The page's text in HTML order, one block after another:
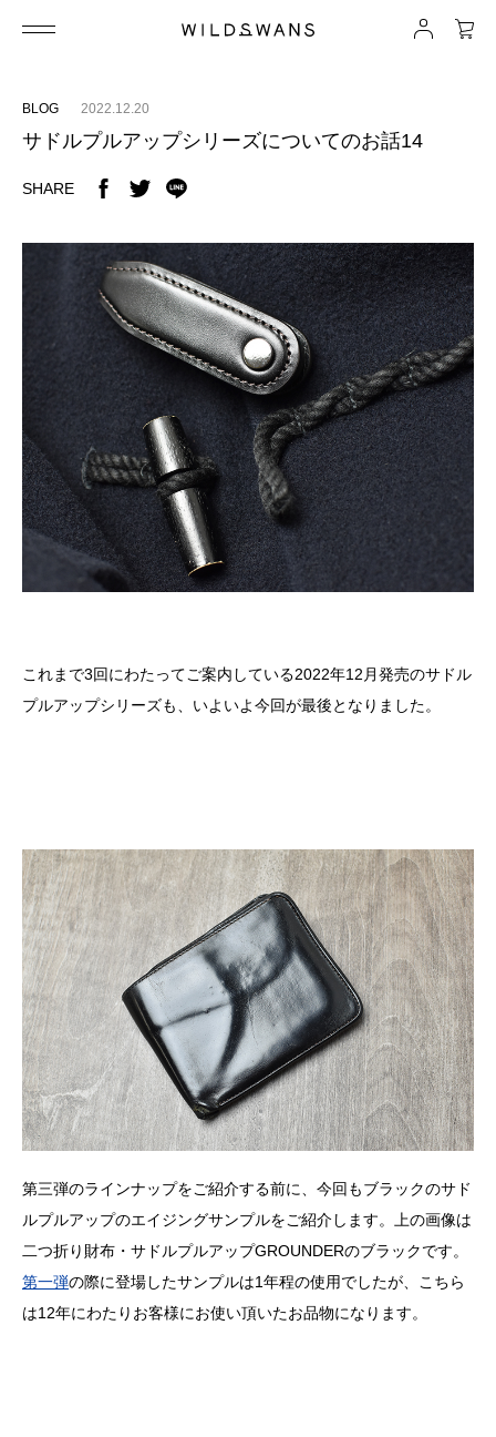
BLOG 2022.12.20
サドルプルアップシリーズについてのお話14
SHARE
これまで3回にわたってご案内している2022年12月発売のサドル
プルアップシリーズも、いよいよ今回が最後となりました。
第三弾のラインナップをご紹介する前に、今回もブラックのサド
ルプルアップのエイジングサンプルをご紹介します。上の画像は
二つ折り財布・サドルプルアップGROUNDERのブラックです。
第一弾の際に登場したサンプルは1年程の使用でしたが、こちら
は12年にわたりお客様にお使い頂いたお品物になります。